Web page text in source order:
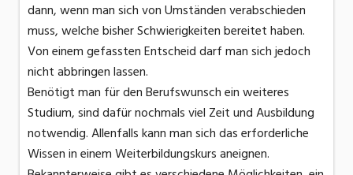
dann, wenn man sich von Umständen verabschieden
muss, welche bisher Schwierigkeiten bereitet haben.
Von einem gefassten Entscheid darf man sich jedoch
nicht abbringen lassen.
Benötigt man für den Berufswunsch ein weiteres
Studium, sind dafür nochmals viel Zeit und Ausbildung
notwendig. Allenfalls kann man sich das erforderliche
Wissen in einem Weiterbildungskurs aneignen.